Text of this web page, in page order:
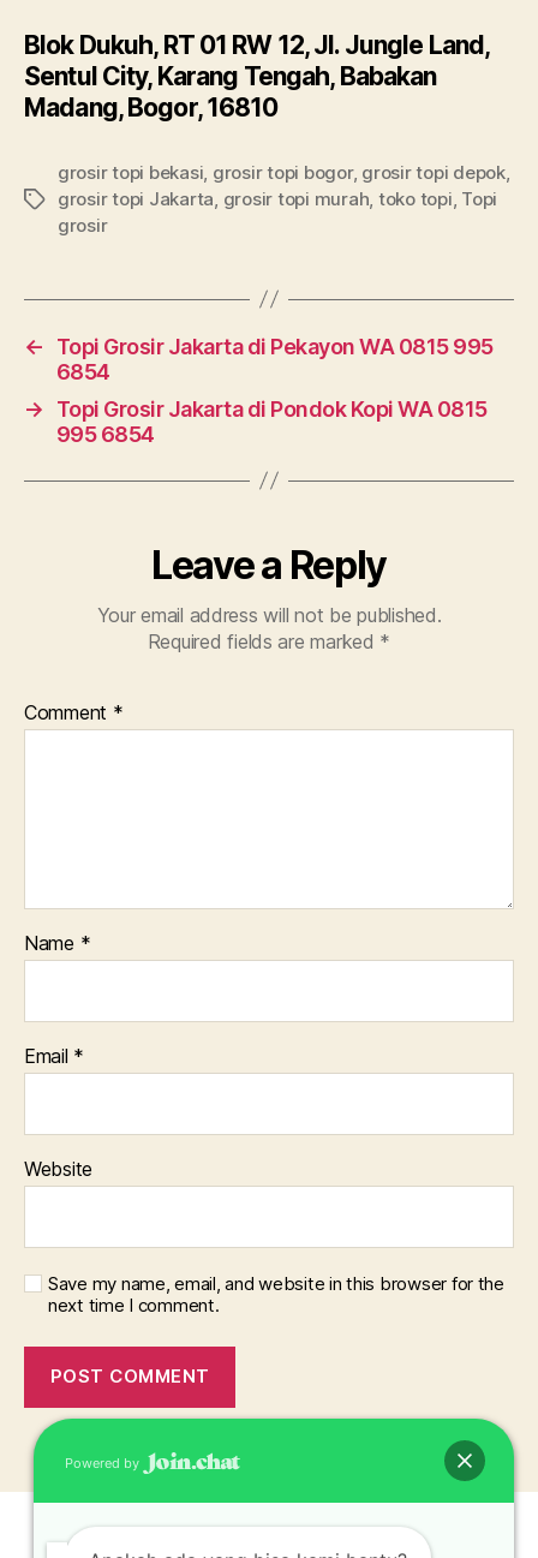
Blok Dukuh, RT 01 RW 12, Jl. Jungle Land,
Sentul City, Karang Tengah, Babakan
Madang, Bogor, 16810
Tags
grosir topi bekasi grosir topi bogor, grosir topi depok,
grosir topi Jakarta grosir topi murah toko topi Topi
grosir
←
Topi Grosir Jakarta di Pekayon WA 0815 995
6854
→
Topi Grosir Jakarta di Pondok Kopi WA 0815
995 6854
Leave a Reply
Your email address will not be published.
Required fields are marked *
Comment *
Name *
Email *
Website
Save my name, email, and website in this browser for the
next time I comment.
Powered by